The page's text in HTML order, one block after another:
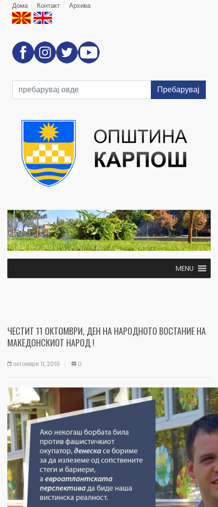
Дома Контакт Архива
Пребарувај
MENU
ЧЕСТИТ 11 ОКТОМВРИ, ДЕН НА НАРОДНОТО ВОСТАНИЕ НА
МАКЕДОНСКИОТ НАРОД !
октомври 11, 2019 0